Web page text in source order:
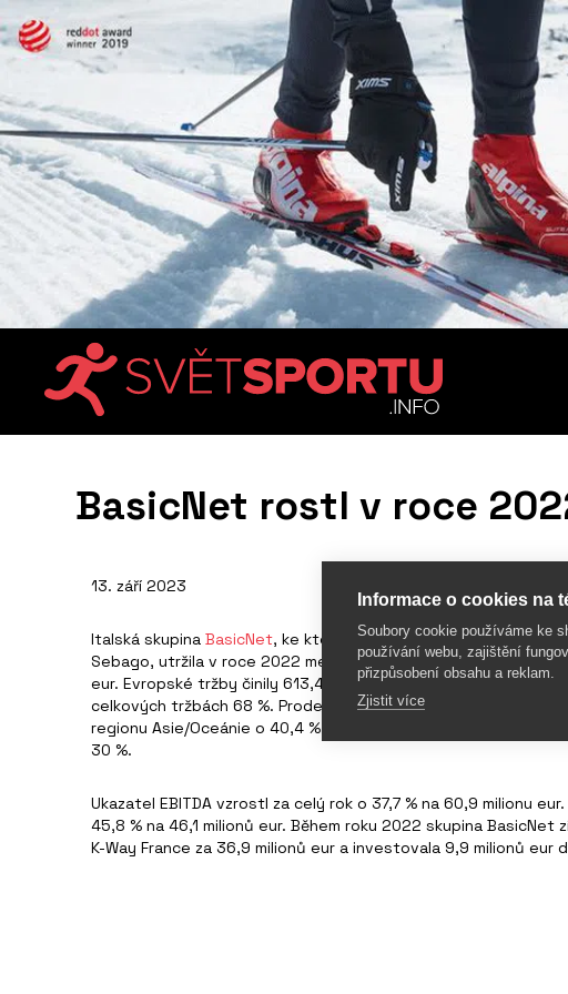
BasicNet rostl v roce
13. září 2023
Italská skupina BasicNet, ke které patří značky Kappa, K-Way,
Sebago, utržila v roce 2022 meziročně o 34,1 % více, její tržby
eur. Evropské tržby činily 613,4 milionů eur, vzrostly o 26,9 % a
celkových tržbách 68 %. Prodeje na americkém kontinentu
regionu Asie/Oceánie o 40,4 % a v oblasti Střední Východ/
30 %.
Ukazatel EBITDA vzrostl za celý rok o 37,7 % na 60,9 milionu
45,8 % na 46,1 milionů eur. Během roku 2022 skupina BasicNet
K-Way France za 36,9 milionů eur a investovala 9,9 milionů eur
Informace o cookies na
Soubory cookie používáme ke
používání webu, zajištění
přizpůsobení obsahu a reklam.
Zjistit více